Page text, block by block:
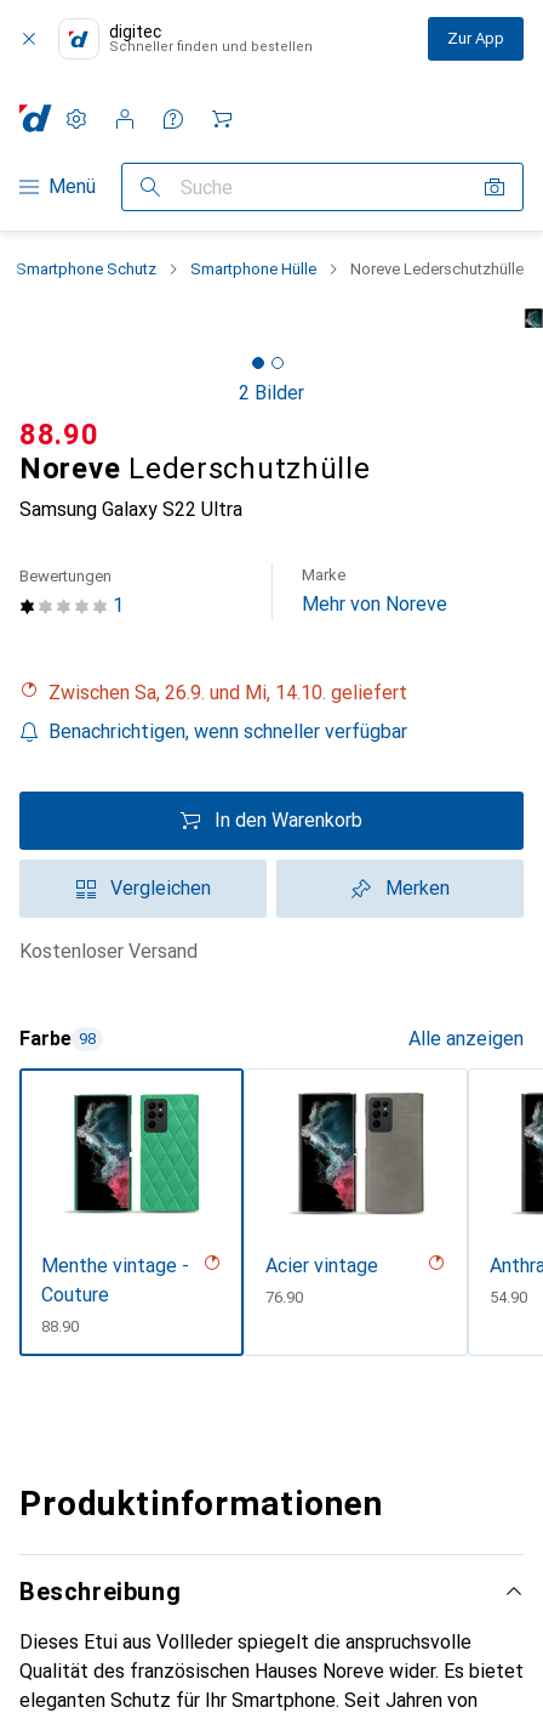
digitec
Schneller finden und bestellen Zur App
Navigation nach Kategorien
Menü Suche
Einstellungen
Kundenkonto
Vergleichslisten
Merklisten
Warenkorb
Smartphone Schutz Smartphone Hülle Noreve Lederschutzhülle
2 Bilder
Noreve Lederschutzhülle
Samsung Galaxy S22 Ultra
CHF
88.90
1
Bewertungen Marke
Mehr von Noreve
Zwischen Sa, 26.9. und Mi, 14.10. geliefert
Benachrichtigen, wenn schneller verfügbar
In den Warenkorb
Vergleichen Merken
kostenloser Versand
Farbe 98 Alle anzeigen
Menthe vintage -
Couture
CHF
88.90
Acier vintage
CHF
76.90 CHF
54.90
Produktinformationen
Beschreibung
Dieses Etui aus Vollleder spiegelt die anspruchsvolle
Qualität des französischen Hauses Noreve wider. Es bietet
eleganten Schutz für Ihr Smartphone. Seit Jahren von